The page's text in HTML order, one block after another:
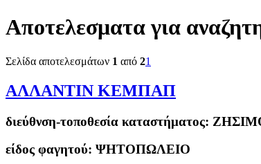
Αποτελεσματα για
Σελίδα αποτελεσμάτων 1 από 21
ΑΛΛΑΝΤΙΝ ΚΕΜΠΑΠ
διεύθνση-τοποθεσία καταστήματος:
είδος φαγητού: ΨΗΤΟΠΩΛΕΙΟ